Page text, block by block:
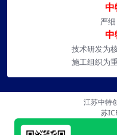
中
严
中
技术研发为
施工组织为
江苏中特
苏